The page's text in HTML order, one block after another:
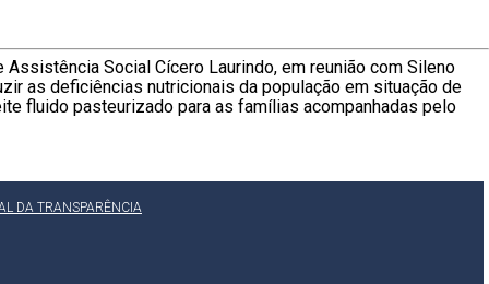
Social Cícero Laurindo, em reunião com Sileno
as deficiências nutricionais da população em situação de
fluido pasteurizado para as famílias acompanhadas pelo
DA TRANSPARÊNCIA